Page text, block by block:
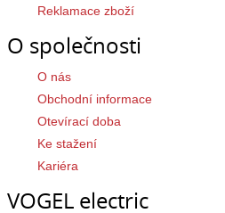
Reklamace zboží
O společnosti
O nás
Obchodní informace
Otevírací doba
Ke stažení
Kariéra
VOGEL electric